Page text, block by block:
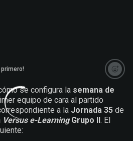
se configura la semana de
equipo de cara al partido
a la Jornada 35 de
Versus e-LearningGrupo II. El